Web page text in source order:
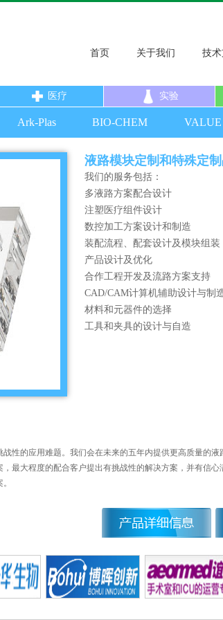
首页 关于我们 技
医疗 实验
Ark-Plas BIO-CHEM VALUE
液路模块定制和特殊定
我们的服务包括：
多液路方案配合设计
注塑医疗组件设计
数控加工方案设计和制造
装配流程、配套设计及模块组装
产品设计及优化
合作工程开发及流路方案支持
CAD/CAM计算机辅助设计与制
材料和元器件的选择
工具和夹具的设计与自造
性的应用难题。我们会在未来的五年内提供更高质量的
最大程度的配合客户提出有挑战性的解决方案，并有信